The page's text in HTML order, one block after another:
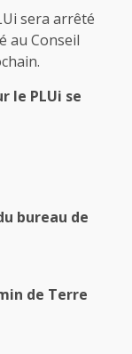
sera arrêté
au Conseil
le PLUi se
bureau de
de Terre